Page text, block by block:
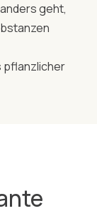
geht,
pflanzlicher